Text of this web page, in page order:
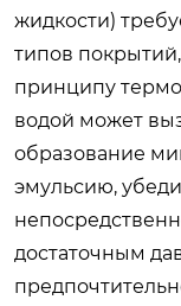
жидкости)
типов
принципу
водой может
образование
эмульсию,
достаточным